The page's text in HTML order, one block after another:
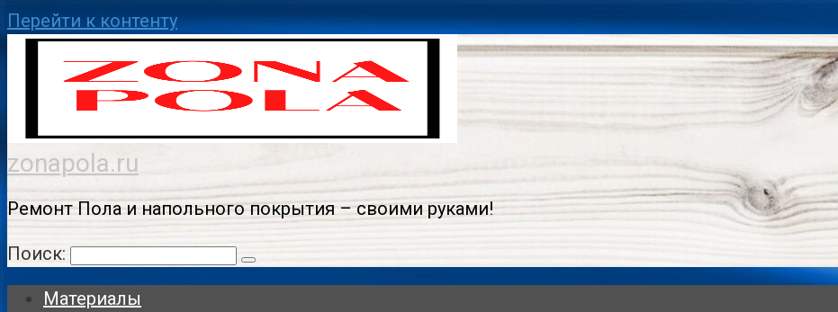
Перейти к контенту
zonapola.ru
Ремонт Пола и напольного покрытия – своими руками!
Поиск:
Материалы